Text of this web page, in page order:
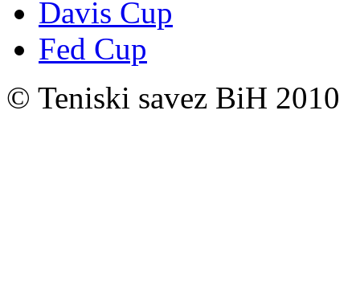
Davis Cup
Fed Cup
© Teniski savez BiH 2010